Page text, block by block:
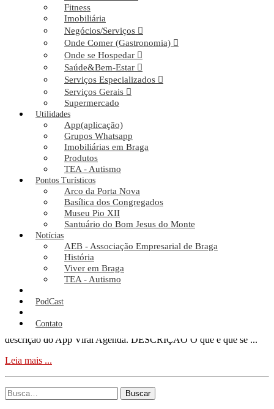
Fitness
Imobiliária
Negócios/Serviços
Onde Comer (Gastronomia)
Onde se Hospedar
Saúde&Bem-Estar
Serviços Especializados
Serviços Gerais
Supermercado
Utilidades
App(aplicação)
Grupos Whatsapp
Imobiliárias em Braga
Produtos
TEA - Autismo
Pontos Turísticos
Arco da Porta Nova
Basílica dos Congregados
Museu Pio XII
Santuário do Bom Jesus do Monte
Notícias
AEB - Associação Empresarial de Braga
História
Viver em Braga
TEA - Autismo
PodCast
Contato
App CP - Comboios Portugal
28 Setembro. 2018
App(aplicação)
Comentários
Como viajar conosco - Viaje com o Aplicativo CP Com esse
aplicativo, você pode saber os horários de saída ( origem ) e chegada
( destino ) e o respectivo valor. Planeie as suas viagens com toda a
rapidez e comodidade. A App CP permite-lhe fazer a compra do seu
bilhete Alfa Pendular, Intercidades e complemento de viagem em
Regionais, InterRegionais, Comboios ...
Leia mais ...
Viral Agenda - App
14 Setembro. 2020
App(aplicação)
Felix
Comentários
O site Viral Agenda é uma agenda de informações de eventos de
vários distritos de Portugal. Um site e aplicativo bem interessante,
que ajudará você, a ficar por dentro de tudo que ocorre em Portugal.
O Viral Agenda é bem fácil de usar e bem intuitivo. Segue abaixo a
descrição do App Viral Agenda. DESCRIÇÃO O que é que se ...
Leia mais ...
Buscar